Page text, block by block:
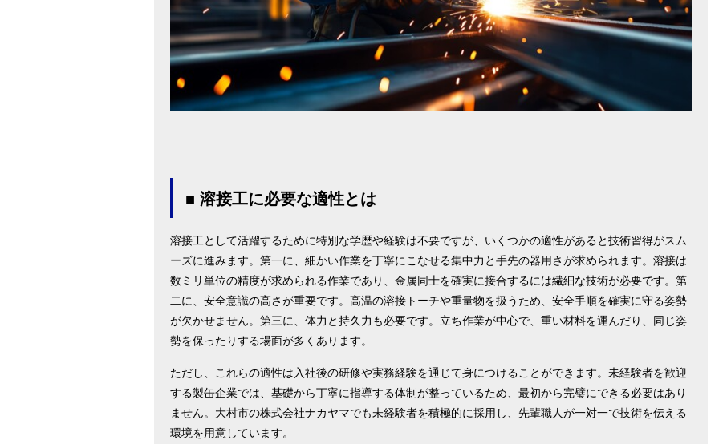
■ 溶接工に必要な適性とは
溶接工として活躍するために特別な学歴や経験は不要ですが、いくつかの適性があると技術習得がスム
ーズに進みます。第一に、細かい作業を丁寧にこなせる集中力と手先の器用さが求められます。溶接は
数ミリ単位の精度が求められる作業であり、金属同士を確実に接合するには繊細な技術が必要です。第
二に、安全意識の高さが重要です。高温の溶接トーチや重量物を扱うため、安全手順を確実に守る姿勢
が欠かせません。第三に、体力と持久力も必要です。立ち作業が中心で、重い材料を運んだり、同じ姿
勢を保ったりする場面が多くあります。
ただし、これらの適性は入社後の研修や実務経験を通じて身につけることができます。未経験者を歓迎
する製缶企業では、基礎から丁寧に指導する体制が整っているため、最初から完璧にできる必要はあり
ません。大村市の株式会社ナカヤマでも未経験者を積極的に採用し、先輩職人が一対一で技術を伝える
環境を用意しています。